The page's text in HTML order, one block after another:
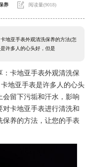
养  阅读量(9018)
地亚手表外观清洗保养的方法(怎
许多人的心头好，但是
：卡地亚手表外观清洗保
地亚手表是许多人的心头
留下污垢和汗水，影响
卡地亚手表进行清洗和
养的方法，让您的手表